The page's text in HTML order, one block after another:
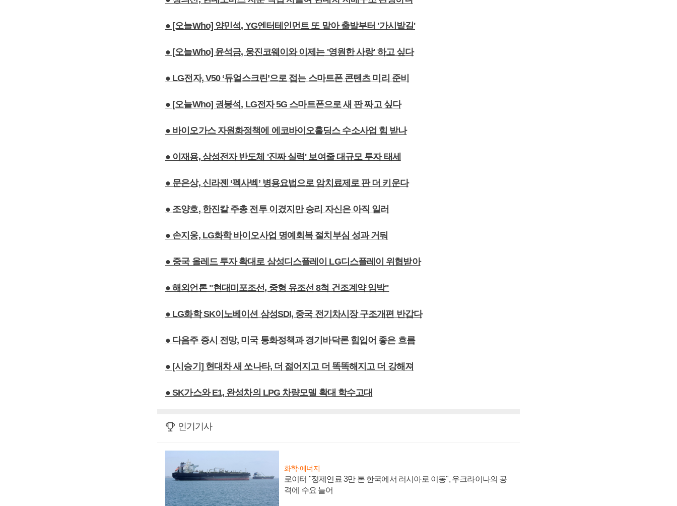
● [오늘Who] 양민석, YG엔터테인먼트 또 맡아 출발부터 '가시밭길'
● [오늘Who] 윤석금, 웅진코웨이와 이제는 '영원한 사랑' 하고 싶다
● LG전자, V50 ‘듀얼스크린’으로 접는 스마트폰 콘텐츠 미리 준비
● [오늘Who] 권봉석, LG전자 5G 스마트폰으로 새 판 짜고 싶다
● 바이오가스 자원화정책에 에코바이오홀딩스 수소사업 힘 받나
● 이재용, 삼성전자 반도체 '진짜 실력' 보여줄 대규모 투자 태세
● 문은상, 신라젠 ‘펙사벡’ 병용요법으로 암치료제로 판 더 키운다
● 조양호, 한진칼 주총 전투 이겼지만 승리 자신은 아직 일러
● 손지웅, LG화학 바이오사업 명예회복 절치부심 성과 거둬
● 중국 올레드 투자 확대로 삼성디스플레이 LG디스플레이 위협받아
● 해외언론 "현대미포조선, 중형 유조선 8척 건조계약 임박"
● LG화학 SK이노베이션 삼성SDI, 중국 전기차시장 구조개편 반갑다
● 다음주 증시 전망, 미국 통화정책과 경기바닥론 힘입어 좋은 흐름
● [시승기] 현대차 새 쏘나타, 더 젊어지고 더 똑똑해지고 더 강해져
● SK가스와 E1, 완성차의 LPG 차량모델 확대 학수고대
인기기사
화학·에너지
로이터 "정제연료 3만 톤 한국에서 러시아로 이동", 우크라이나의 공
격에 수요 늘어